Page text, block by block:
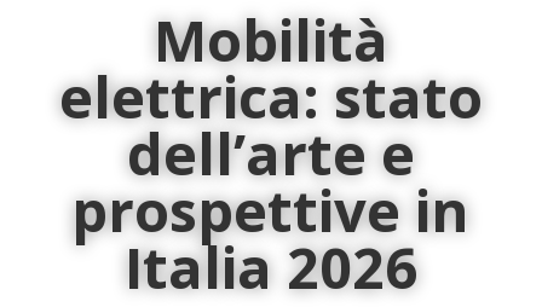
Mobilità
elettrica: stato
dell’arte e
prospettive in
Italia 2026